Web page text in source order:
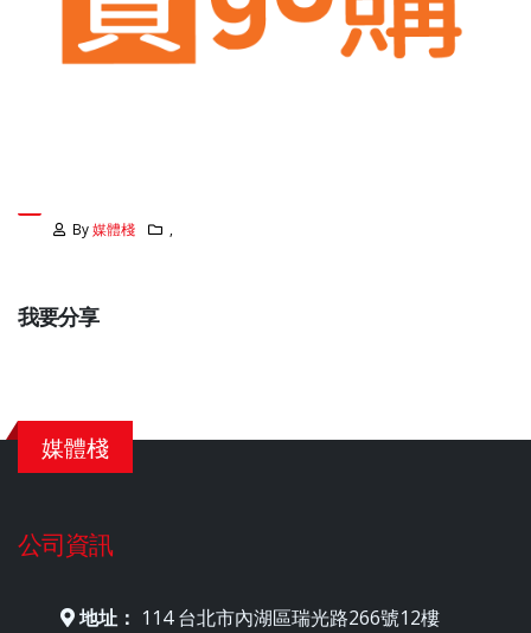
By媒體棧
我要分享
媒體棧
公司資訊
地址： 114 台北市內湖區瑞光路266號12樓